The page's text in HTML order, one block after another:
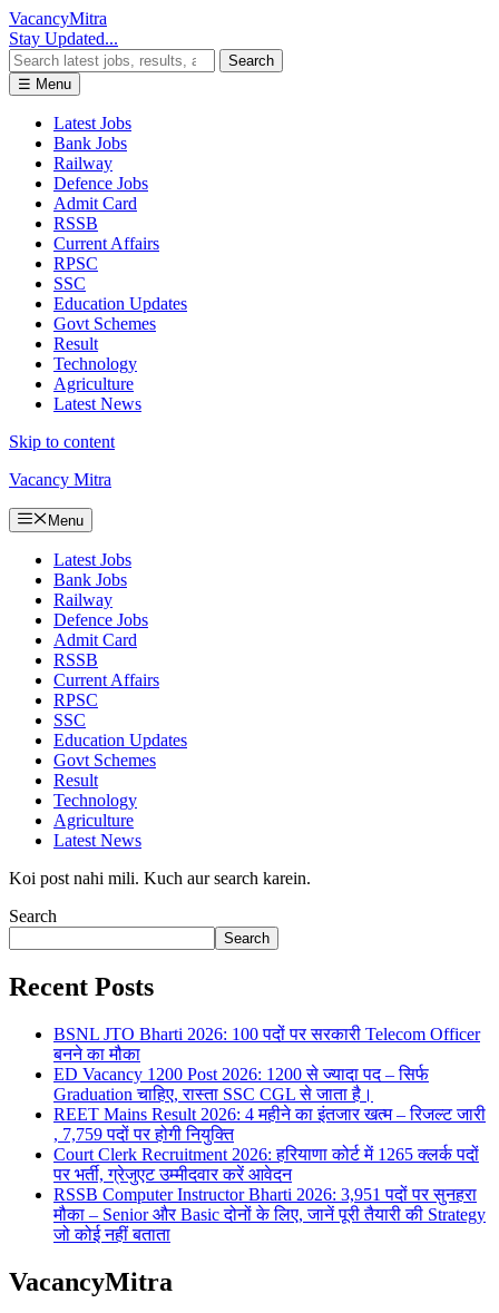
VacancyMitra
Stay Updated...
Search
☰ Menu
Latest Jobs
Bank Jobs
Railway
Defence Jobs
Admit Card
RSSB
Current Affairs
RPSC
SSC
Education Updates
Govt Schemes
Result
Technology
Agriculture
Latest News
Skip to content
Vacancy Mitra
Menu
Latest Jobs
Bank Jobs
Railway
Defence Jobs
Admit Card
RSSB
Current Affairs
RPSC
SSC
Education Updates
Govt Schemes
Result
Technology
Agriculture
Latest News
Koi post nahi mili. Kuch aur search karein.
Search
Search
Recent Posts
BSNL JTO Bharti 2026: 100 पदों पर सरकारी Telecom Officer
बनने का मौका
ED Vacancy 1200 Post 2026: 1200 से ज्यादा पद – सिर्फ
Graduation चाहिए, रास्ता SSC CGL से जाता है।
REET Mains Result 2026: 4 महीने का इंतजार खत्म – रिजल्ट जारी
, 7,759 पदों पर होगी नियुक्ति
Court Clerk Recruitment 2026: हरियाणा कोर्ट में 1265 क्लर्क पदों
पर भर्ती, ग्रेजुएट उम्मीदवार करें आवेदन
RSSB Computer Instructor Bharti 2026: 3,951 पदों पर सुनहरा
मौका – Senior और Basic दोनों के लिए, जानें पूरी तैयारी की Strategy
जो कोई नहीं बताता
VacancyMitra